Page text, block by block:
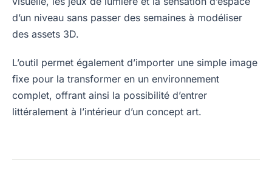
d’un niveau sans passer des semaines à modéliser
des assets 3D.
L’outil permet également d’importer une simple image
fixe pour la transformer en un environnement
complet, offrant ainsi la possibilité d’entrer
littéralement à l’intérieur d’un concept art.